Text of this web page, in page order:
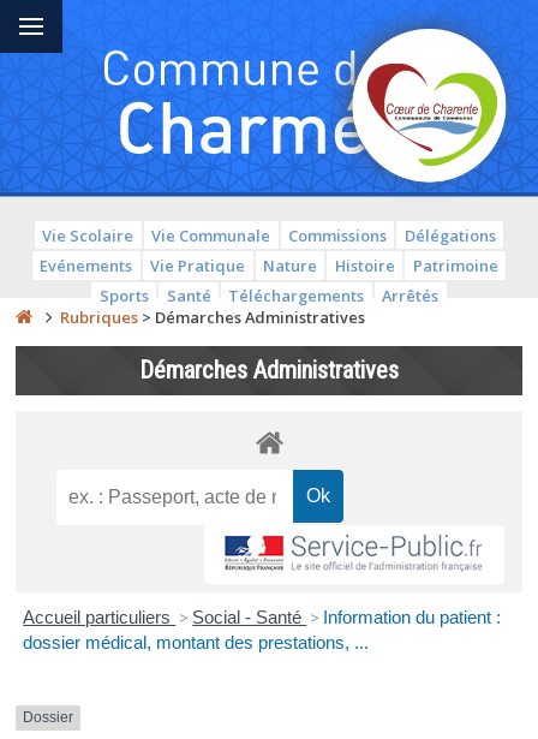
Vie Scolaire Vie Communale Commissions
Délégations
Evénements
Vie Pratique Nature Histoire
Patrimoine
Sports
Santé Téléchargements
Arrêtés
Rubriques > Démarches Administratives
Démarches Administratives
Accueil particuliers > Social - Santé > Information du patient :
dossier médical, montant des prestations, ...
Dossier